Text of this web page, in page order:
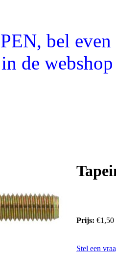
bel
de
Prijs: €1,50
Stel een